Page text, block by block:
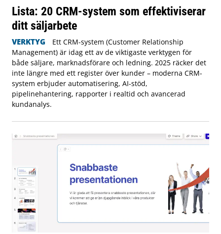
Lista: 20 CRM-system som effektiviserar
ditt säljarbete
VERKTYG
Ett CRM-system (Customer Relationship
Management) är idag ett av de viktigaste verktygen för
både säljare, marknadsförare och ledning. 2025 räcker det
inte längre med ett register över kunder – moderna CRM-
system erbjuder automatisering, AI-stöd,
pipelinehantering, rapporter i realtid och avancerad
kundanalys.